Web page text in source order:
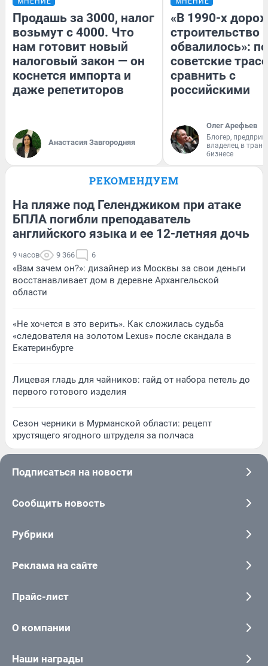
Продашь за 3000, налог
возьмут с 4000. Что
нам готовит новый
налоговый закон — он
коснется импорта и
даже репетиторов
Анастасия Завгородняя
«В 1990-х
строительство
обвалилось»:
советские
сравнить с
российскими
Олег Арефьев
Блогер,
владелец в
бизнесе
РЕКОМЕНДУЕМ
На пляже под Геленджиком при атаке
БПЛА погибли преподаватель
английского языка и ее 12-летняя дочь
9 часов 9 366 6
«Вам зачем он?»: дизайнер из Москвы за свои деньги
восстанавливает дом в деревне Архангельской
области
«Не хочется в это верить». Как сложилась судьба
«следователя на золотом Lexus» после скандала в
Екатеринбурге
Лицевая гладь для чайников: гайд от набора петель до
первого готового изделия
Сезон черники в Мурманской области: рецепт
хрустящего ягодного штруделя за полчаса
Подписаться на новости
Сообщить новость
Рубрики
Реклама на сайте
Прайс-лист
О компании
Наши награды